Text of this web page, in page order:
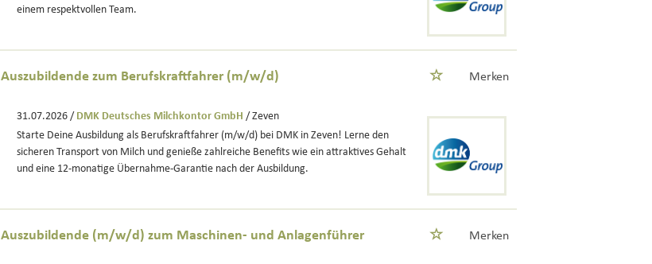
einem respektvollen Team.
Auszubildende zum Berufskraftfahrer (m/w/d) Merken
31.07.2026 / DMK Deutsches Milchkontor GmbH / Zeven
Starte Deine Ausbildung als Berufskraftfahrer (m/w/d) bei DMK in Zeven! Lerne den
sicheren Transport von Milch und genieße zahlreiche Benefits wie ein attraktives Gehalt
und eine 12-monatige Übernahme-Garantie nach der Ausbildung.
Auszubildende (m/w/d) zum Maschinen- und Anlagenführer Merken